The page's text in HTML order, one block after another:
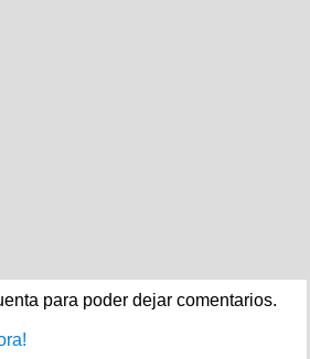
para poder dejar comentarios.